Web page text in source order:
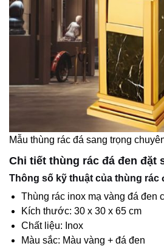
Mẫu thùng rác đá sang trọng
Chi tiết thùng rác đá đen đặt
Thông số kỹ thuật của thùng rác
Thùng rác inox mạ vàng đá đen
Kích thước: 30 x 30 x 65 cm
Chất liệu: Inox
Màu sắc: Màu vàng + đá đen